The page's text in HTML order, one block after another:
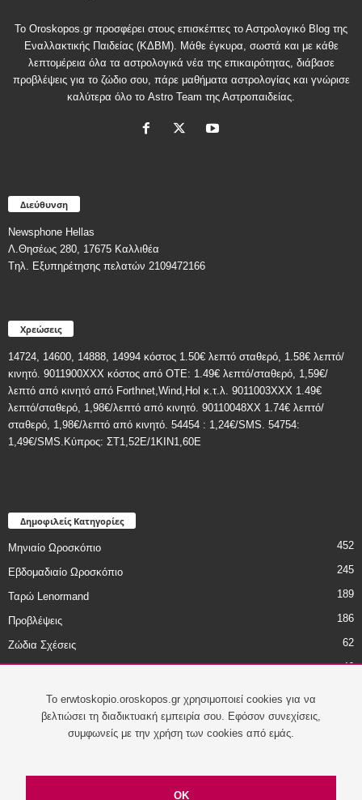
Το Oroskopos.gr προσφέρει στους επισκέπτες το Αστρολογικό Blog της
Εναλλακτικής Παιδείας (ΚΔΒΜ). Μάθε έγκυρα, σωστά και με κάθε
λεπτομέρεια όλα τα αστρολογικά νέα της επικαιρότητας, διάβασε
προβλέψεις για το ζώδιο σου, πάρε μαθήματα αστρολογίας και γνώρισε
καλύτερα όλο το Astro Team της Αστροπαιδείας.
Διεύθυνση
Newsphone Hellas
Λ.Θησέως 280, 17675 Καλλιθέα
Tηλ. Εξυπηρέτησης πελατών 2109472166
Χρεώσεις
14724, 14600, 14888, 14994 κόστος 1.50€ λεπτό σταθερό, 1.58€ λεπτό/
κινητό. 9011900ΧΧΧ κόστος από ΟΤΕ: 1.49€ λεπτό/σταθερό, 1,59€/
λεπτό από κινητό από Forthnet,Wind,Hol κ.τ.λ. 9011003XXX 1.49€
λεπτό/σταθερό, 1,98€/λεπτό από κινητό. 90110048XX 1.74€ λεπτό/
σταθερό, 1,98€/λεπτό από κινητό. 54454 : 1,24€/SMS. 54754:
1,49€/SMS.Κύπρος: ΣT1,52E/1KIN1,60E
Δημοφιλείς Κατηγορίες
Μηνιαίο Ωροσκόπιο 452
Εβδομαδιαίο Ωροσκόπιο 245
Ταρώ Lenormand 189
Προβλέψεις 186
Ζώδια Σχέσεις 62
Ζώδια - Χιούμορ 46
Daily Astro Tip
© 2017 Newsphone Hellas SA. All rights reserved.
To erwtoskopio.oroskopos.gr χρησιμοποιεί cookies για να
βελτιώσει τη διαδικτυακή εμπειρία σου. Εφόσον συνεχίσεις,
συμφωνείς με την χρήση των cookies από εμάς.
OK